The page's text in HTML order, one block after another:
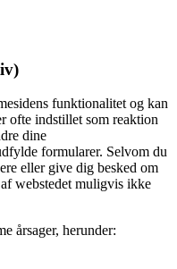
funktionalitet og kan
ofte indstillet som reaktion
dine
formularer. Selvom du
eller give dig besked om
webstedet muligvis ikke
årsager, herunder: